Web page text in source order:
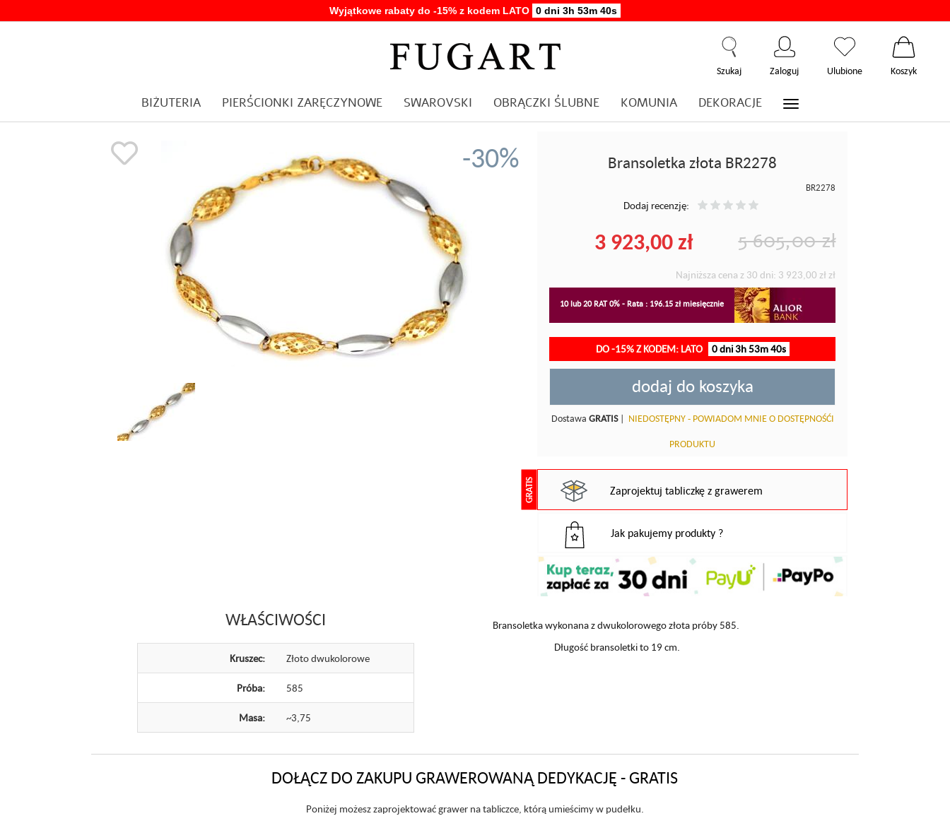
Wyjątkowe rabaty do -15% z kodem LATO 0 dni 3h 53m 40s
Szukaj Zaloguj Ulubione Koszyk
BIŻUTERIA PIERŚCIONKI ZARĘCZYNOWE SWAROVSKI OBRĄCZKI ŚLUBNE KOMUNIA DEKORACJE
-30% Bransoletka złota BR2278
BR2278
Dodaj recenzję:
5 605,00 zł
3 923,00 zł
Najniższa cena z 30 dni: 3 923,00 zł zł
10 lub 20 RAT 0% - Rata : 196.15 zł miesięcznie
DO -15% Z KODEM: LATO 0 dni 3h 53m 40s
dodaj do koszyka
Dostawa GRATIS| NIEDOSTĘPNY - POWIADOM MNIE O DOSTĘPNOŚĆI
PRODUKTU
GRATIS Zaprojektuj tabliczkę z grawerem
Jak pakujemy produkty ?
WŁAŚCIWOŚCI
Kruszec: Złoto dwukolorowe
Próba: 585
Masa: ~3,75
Bransoletka wykonana z dwukolorowego złota próby 585.
Długość bransoletki to 19 cm.
DOŁĄCZ DO ZAKUPU GRAWEROWANĄ DEDYKACJĘ - GRATIS
Poniżej możesz zaprojektować grawer na tabliczce, którą umieścimy w pudełku.